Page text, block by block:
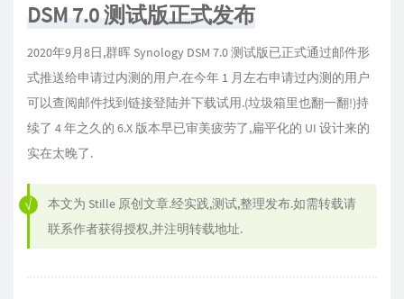
DSM 7.0 测试版正式发布
2020年9月8日,群晖 Synology DSM 7.0 测试版已正式通过邮件形
式推送给申请过内测的用户.在今年 1 月左右申请过内测的用户
可以查阅邮件找到链接登陆并下载试用.(垃圾箱里也翻一翻!)持
续了 4 年之久的 6.X 版本早已审美疲劳了,扁平化的 UI 设计来的
实在太晚了.
本文为 Stille 原创文章.经实践,测试,整理发布.如需转载请
联系作者获得授权,并注明转载地址.